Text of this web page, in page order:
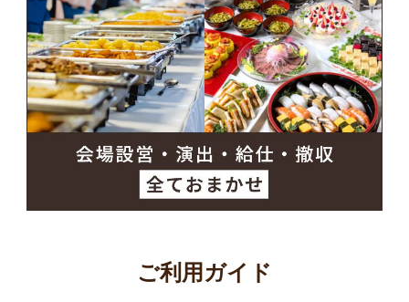
ご利用ガイド